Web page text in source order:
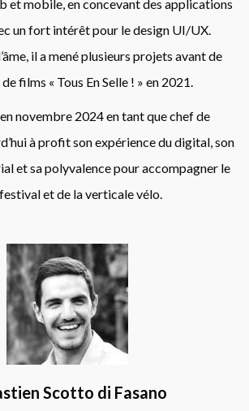
et mobile, en concevant des applications
un fort intérêt pour le design UI/UX.
il a mené plusieurs projets avant de
films « Tous En Selle ! » en 2021.
novembre 2024 en tant que chef de
à profit son expérience du digital, son
et sa polyvalence pour accompagner le
et de la verticale vélo.
Scotto di Fasano